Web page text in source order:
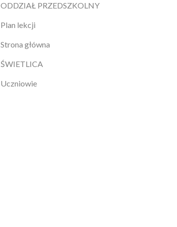
ODDZIAŁ PRZEDSZKOLNY
Plan lekcji
Strona główna
ŚWIETLICA
Uczniowie